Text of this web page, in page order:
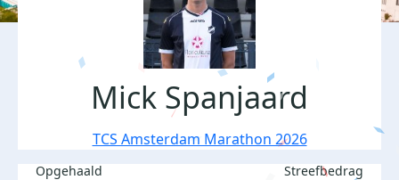
Mick Spanjaard
TCS Amsterdam Marathon 2026
Opgehaald Streefbedrag